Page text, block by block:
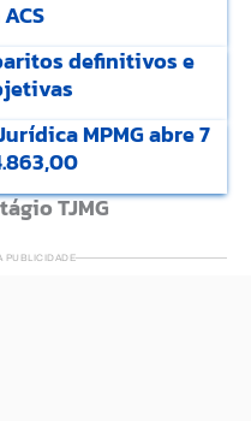
definitivos e
MPMG abre 7
TJMG
PUBLICIDADE